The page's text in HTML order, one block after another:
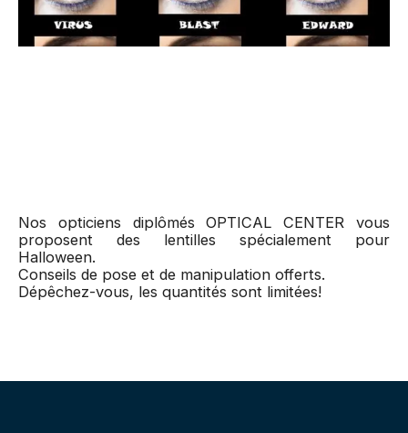
Nos opticiens diplômés OPTICAL CENTER vous
proposent des lentilles spécialement pour
Halloween.
Conseils de pose et de manipulation offerts.
Dépêchez-vous, les quantités sont limitées!